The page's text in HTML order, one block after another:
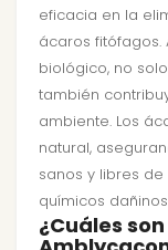
eficacia en la
ácaros
biológico, no
también
ambiente. Los
natural,
sanos y libres
químicos
¿Cuáles